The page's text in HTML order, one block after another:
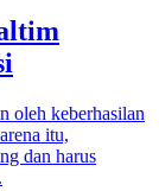
oleh keberhasilan
itu,
dan harus